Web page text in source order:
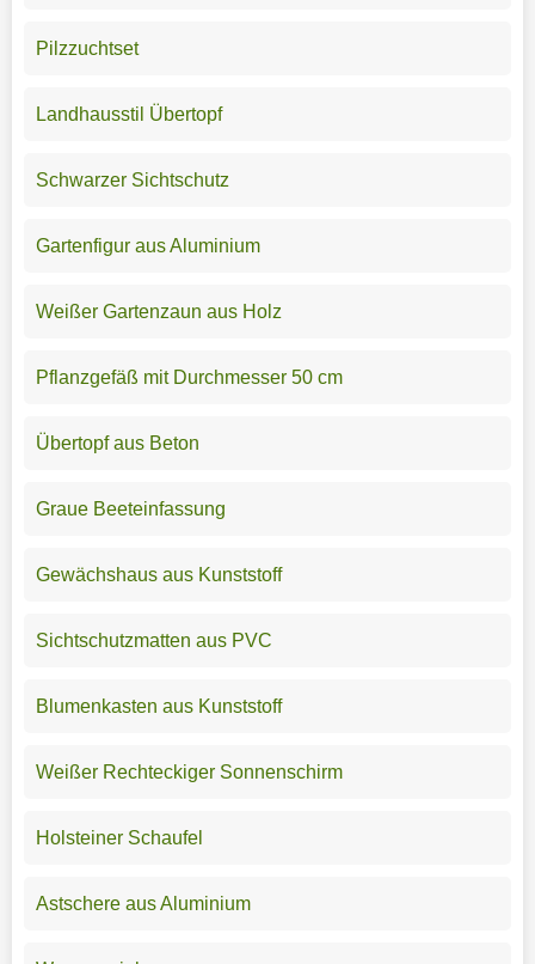
Pilzzuchtset
Landhausstil Übertopf
Schwarzer Sichtschutz
Gartenfigur aus Aluminium
Weißer Gartenzaun aus Holz
Pflanzgefäß mit Durchmesser 50 cm
Übertopf aus Beton
Graue Beeteinfassung
Gewächshaus aus Kunststoff
Sichtschutzmatten aus PVC
Blumenkasten aus Kunststoff
Weißer Rechteckiger Sonnenschirm
Holsteiner Schaufel
Astschere aus Aluminium